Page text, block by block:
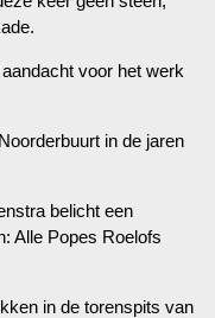
voor het werk
in de jaren
belicht een
Alle Popes Roelofs
in de torenspits van